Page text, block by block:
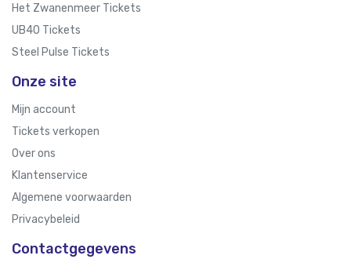
Het Zwanenmeer Tickets
UB40 Tickets
Steel Pulse Tickets
Onze site
Mijn account
Tickets verkopen
Over ons
Klantenservice
Algemene voorwaarden
Privacybeleid
Contactgegevens